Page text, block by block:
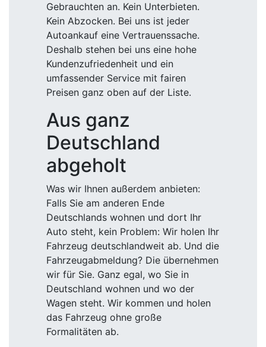
Gebrauchten an. Kein Unterbieten.
Kein Abzocken. Bei uns ist jeder
Autoankauf eine Vertrauenssache.
Deshalb stehen bei uns eine hohe
Kundenzufriedenheit und ein
umfassender Service mit fairen
Preisen ganz oben auf der Liste.
Aus ganz
Deutschland
abgeholt
Was wir Ihnen außerdem anbieten:
Falls Sie am anderen Ende
Deutschlands wohnen und dort Ihr
Auto steht, kein Problem: Wir holen Ihr
Fahrzeug deutschlandweit ab. Und die
Fahrzeugabmeldung? Die übernehmen
wir für Sie. Ganz egal, wo Sie in
Deutschland wohnen und wo der
Wagen steht. Wir kommen und holen
das Fahrzeug ohne große
Formalitäten ab.